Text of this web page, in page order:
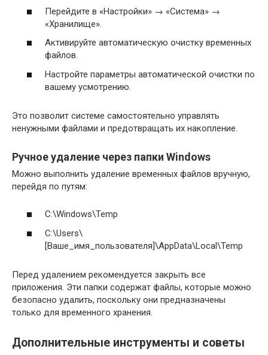
Перейдите в «Настройки» → «Система» →
«Хранилище».
Активируйте автоматическую очистку временных
файлов.
Настройте параметры автоматической очистки по
вашему усмотрению.
Это позволит системе самостоятельно управлять
ненужными файлами и предотвращать их накопление.
Ручное удаление через папки Windows
Можно выполнить удаление временных файлов вручную,
перейдя по путям:
C:\Windows\Temp
C:\Users\
[Ваше_имя_пользователя]\AppData\Local\Temp
Перед удалением рекомендуется закрыть все
приложения. Эти папки содержат файлы, которые можно
безопасно удалить, поскольку они предназначены
только для временного хранения.
Дополнительные инструменты и советы